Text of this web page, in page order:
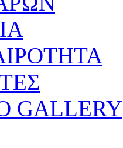
GALLERY